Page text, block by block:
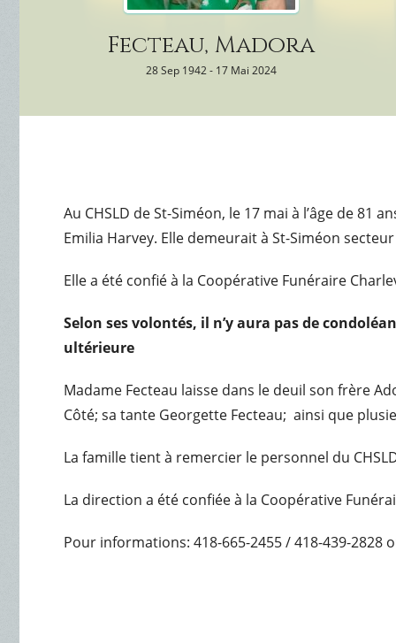
Fecteau, Madora
28 Sep 1942 - 17 Mai 2024
Au CHSLD de St-Siméon, le 17 mai à l’âge de
Emilia Harvey. Elle demeurait à St-Siméon
Elle a été confié à la Coopérative Funéraire
Selon ses volontés, il n’y aura pas de
ultérieure
Madame Fecteau laisse dans le deuil son frère
Côté; sa tante Georgette Fecteau; ainsi que
La famille tient à remercier le personnel du
La direction a été confiée à la Coopérative
Pour informations: 418-665-2455 / 418-439-2828